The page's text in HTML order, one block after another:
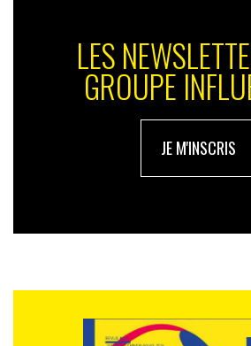
LES
GROUPE
JE M'INSCRIS